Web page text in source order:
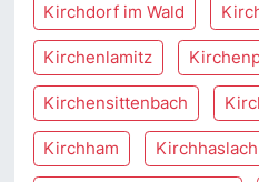
Kirchdorf im Wald
Kirchenlamitz
Kirchensittenbach
Kirchham Kirchhaslach